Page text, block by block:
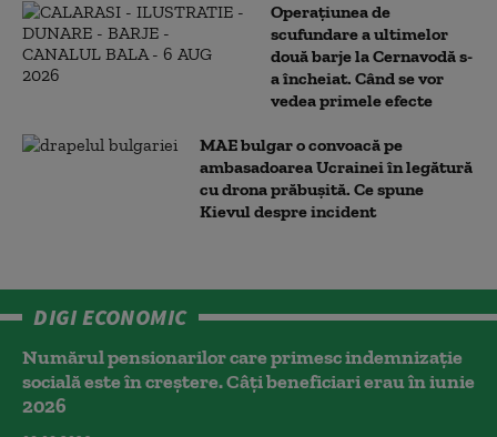
Operațiunea de
scufundare a ultimelor
două barje la Cernavodă s-
a încheiat. Când se vor
vedea primele efecte
MAE bulgar o convoacă pe
ambasadoarea Ucrainei în legătură
cu drona prăbuşită. Ce spune
Kievul despre incident
DIGI ECONOMIC
Numărul pensionarilor care primesc indemnizaţie
socială este în creștere. Câți beneficiari erau în iunie
2026